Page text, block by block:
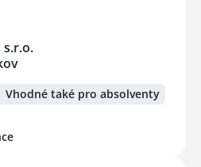
s.r.o.
Vhodné také pro absolventy